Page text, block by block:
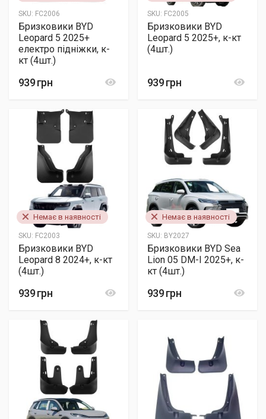
SKU: FC2006
Бризковики BYD
Leopard 5 2025+
електро підніжки, к-
кт (4шт.)
939 грн
SKU: FC2005
Бризковики BYD
Leopard 5 2025+, к-кт
(4шт.)
939 грн
Немає в наявності
SKU: FC2003
Бризковики BYD
Leopard 8 2024+, к-кт
(4шт.)
939 грн
Немає в наявності
SKU: BY2027
Бризковики BYD Sea
Lion 05 DM-I 2025+, к-
кт (4шт.)
939 грн